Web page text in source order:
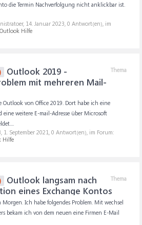
die Termin Nachverfolgung nicht anklickbar ist.
14. Januar 2023, 0 Antwort(en), im
Hilfe
Thema
Outlook 2019 -
mit mehreren Mail-
Outlook von Office 2019. Dort habe ich eine
eine weitere E-mail-Adresse über Microsoft
1. September 2021, 0 Antwort(en), im Forum:
Hilfe
Thema
Outlook langsam nach
eines Exchange Kontos
Morgen. Ich habe folgendes Problem. Mit wechsel
bekam ich von dem neuen eine Firmen E-Mail